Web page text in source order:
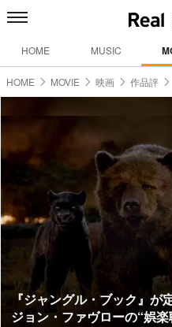
HOME MUSIC
HOME MOVIE 映画 作品評
『ジャングル・ブック』が
ジョン・ファヴローの“娯